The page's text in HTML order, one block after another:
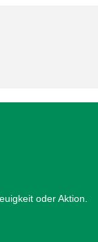
oder Aktion.